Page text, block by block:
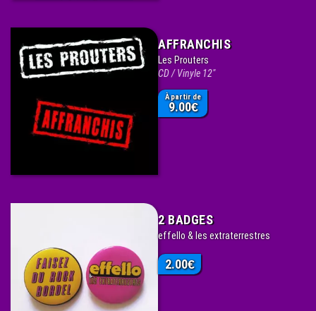
AFFRANCHIS
Les Prouters
CD / Vinyle 12"
À partir de
9.00€
2 BADGES
effello & les extraterrestres
2.00€